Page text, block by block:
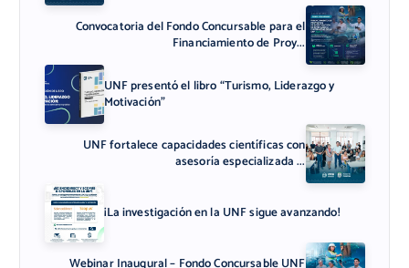
Convocatoria del Fondo Concursable para el
Financiamiento de Proy...
UNF presentó el libro “Turismo, Liderazgo y
Motivación”
UNF fortalece capacidades científicas con
asesoría especializada ...
¡La investigación en la UNF sigue avanzando!
Webinar Inaugural – Fondo Concursable UNF